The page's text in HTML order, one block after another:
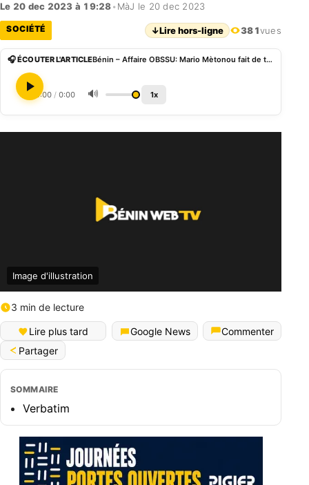
Le 20 dec 2023 à 19:28• MàJ le 20 dec 2023
SOCIÉTÉ ↓Lire hors-ligne 381vues
🎧 ÉCOUTER L'ARTICLE Bénin – Affaire OBSSU: Mario Mètonou fait de troublantes révélations sur le dossier
0:00 / 0:00 🔊 1x
Image d'illustration
3 min de lecture
Lire plus tard Google News
Commenter
Partager
SOMMAIRE
Verbatim